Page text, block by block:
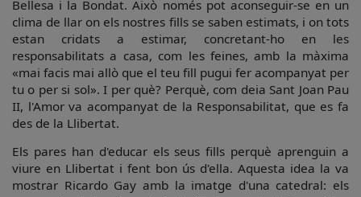
Bellesa i la Bondat. Això només pot aconseguir-se en un
clima de llar on els nostres fills se saben estimats, i on tots
estan cridats a estimar, concretant-ho en les
responsabilitats a casa, com les feines, amb la màxima
«mai facis mai allò que el teu fill pugui fer acompanyat per
tu o per si sol». I per què? Perquè, com deia Sant Joan Pau
II, l'Amor va acompanyat de la Responsabilitat, que es fa
des de la Llibertat.
Els pares han d'educar els seus fills perquè aprenguin a
viure en Llibertat i fent bon ús d'ella. Aquesta idea la va
mostrar Ricardo Gay amb la imatge d'una catedral: els